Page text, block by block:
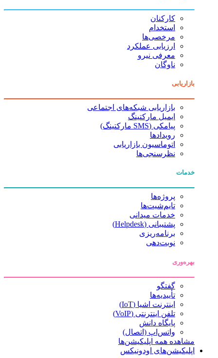
کارکنان
استخدام
مرخصی‌ها
ارزیابی عملکرد
معرفی نیرو
ناوگان
بازاریابی
بازاریابی شبکه‌های اجتماعی
ایمیل مارکتینگ
پیامکی (SMS مارکتینگ)
رویدادها
اتوماسیون بازاریابی
نظرسنجی‌ها
خدمات
پروژه‌ها
تایم‌شیت‌ها
خدمات میدانی
پشتیبانی (Helpdesk)
برنامه‌ریزی
نوبت‌دهی
بهره‌وری
گفتگو
تأییدیه‌ها
اینترنت اشیا (IoT)
تلفن اینترنتی (VoIP)
پایگاه دانش
واتس‌اپ (اتصال)
مشاهده همه اپلیکیشن‌ها
اپلیکیشن‌های اودونیکس